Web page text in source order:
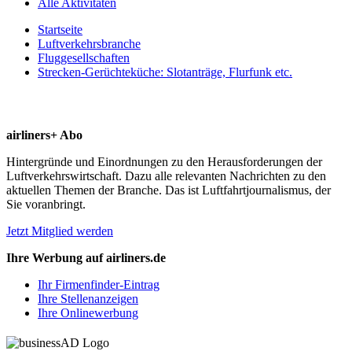
Startseite
Luftverkehrsbranche
Fluggesellschaften
Strecken-Gerüchteküche: Slotanträge, Flurfunk etc.
airliners+ Abo
Hintergründe und Einordnungen zu den Herausforderungen der
Luftverkehrswirtschaft. Dazu alle relevanten Nachrichten zu den
aktuellen Themen der Branche. Das ist Luftfahrtjournalismus, der
Sie voranbringt.
Jetzt Mitglied werden
Ihre Werbung auf airliners.de
Ihr Firmenfinder-Eintrag
Ihre Stellenanzeigen
Ihre Onlinewerbung